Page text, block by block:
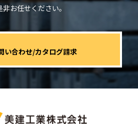
お任せください。
い合わせ/カタログ請求